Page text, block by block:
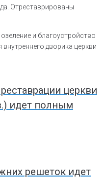
Отреставрированы
и благоустройство
дворика церкви
церкви
идет полным
решеток идет